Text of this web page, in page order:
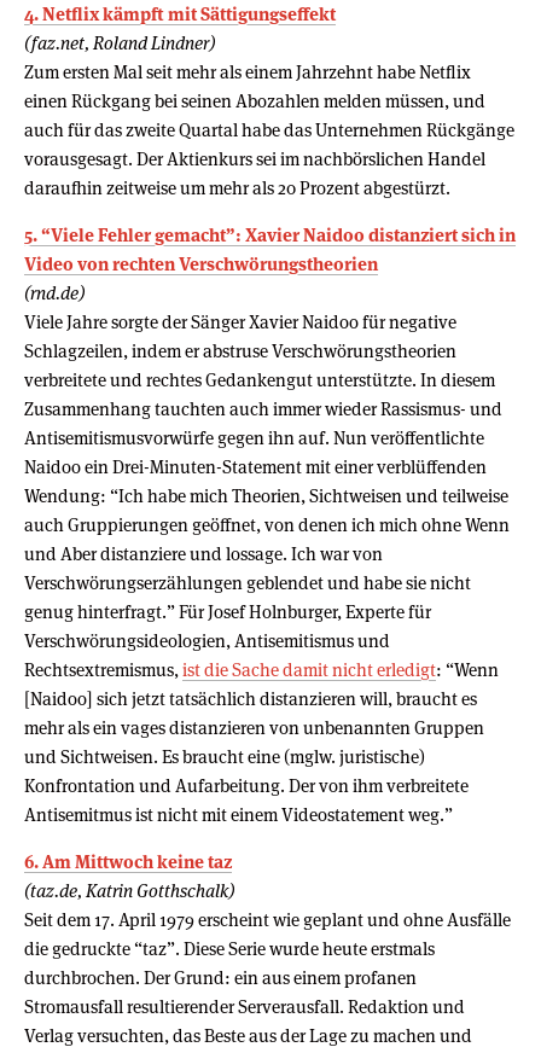
4. Netflix kämpft mit Sättigungseffekt
(faz.net, Roland Lindner)
Zum ersten Mal seit mehr als einem Jahrzehnt habe Netflix
einen Rückgang bei seinen Abozahlen melden müssen, und
auch für das zweite Quartal habe das Unternehmen Rückgänge
vorausgesagt. Der Aktienkurs sei im nachbörslichen Handel
daraufhin zeitweise um mehr als 20 Prozent abgestürzt.
5. “Viele Fehler gemacht”: Xavier Naidoo distanziert sich in
Video von rechten Verschwörungstheorien
(rnd.de)
Viele Jahre sorgte der Sänger Xavier Naidoo für negative
Schlagzeilen, indem er abstruse Verschwörungstheorien
verbreitete und rechtes Gedankengut unterstützte. In diesem
Zusammenhang tauchten auch immer wieder Rassismus- und
Antisemitismusvorwürfe gegen ihn auf. Nun veröffentlichte
Naidoo ein Drei-Minuten-Statement mit einer verblüffenden
Wendung: “Ich habe mich Theorien, Sichtweisen und teilweise
auch Gruppierungen geöffnet, von denen ich mich ohne Wenn
und Aber distanziere und lossage. Ich war von
Verschwörungserzählungen geblendet und habe sie nicht
genug hinterfragt.” Für Josef Holnburger, Experte für
Verschwörungsideologien, Antisemitismus und
Rechtsextremismus, ist die Sache damit nicht erledigt: “Wenn
[Naidoo] sich jetzt tatsächlich distanzieren will, braucht es
mehr als ein vages distanzieren von unbenannten Gruppen
und Sichtweisen. Es braucht eine (mglw. juristische)
Konfrontation und Aufarbeitung. Der von ihm verbreitete
Antisemitmus ist nicht mit einem Videostatement weg.”
6. Am Mittwoch keine taz
(taz.de, Katrin Gotthschalk)
Seit dem 17. April 1979 erscheint wie geplant und ohne Ausfälle
die gedruckte “taz”. Diese Serie wurde heute erstmals
durchbrochen. Der Grund: ein aus einem profanen
Stromausfall resultierender Serverausfall. Redaktion und
Verlag versuchten, das Beste aus der Lage zu machen und